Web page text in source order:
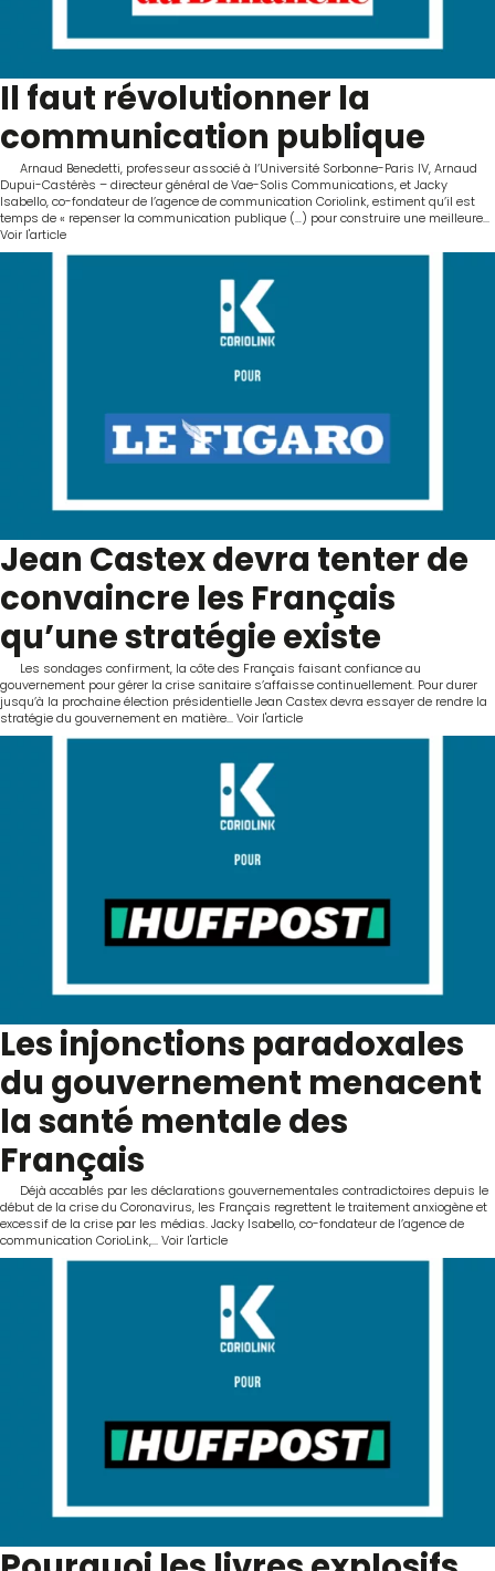
Il faut révolutionner la
communication publique
Arnaud Benedetti, professeur associé à l’Université Sorbonne-Paris IV, Arnaud
Dupui-Castérès – directeur général de Vae-Solis Communications, et Jacky
Isabello, co-fondateur de l’agence de communication Coriolink, estiment qu’il est
temps de « repenser la communication publique (…) pour construire une meilleure...
Voir l'article
Jean Castex devra tenter de
convaincre les Français
qu’une stratégie existe
Les sondages confirment, la côte des Français faisant confiance au
gouvernement pour gérer la crise sanitaire s’affaisse continuellement. Pour durer
jusqu’à la prochaine élection présidentielle Jean Castex devra essayer de rendre la
stratégie du gouvernement en matière...Voir l'article
Les injonctions paradoxales
du gouvernement menacent
la santé mentale des
Français
Déjà accablés par les déclarations gouvernementales contradictoires depuis le
début de la crise du Coronavirus, les Français regrettent le traitement anxiogène et
excessif de la crise par les médias. Jacky Isabello, co-fondateur de l’agence de
communication CorioLink,...Voir l'article